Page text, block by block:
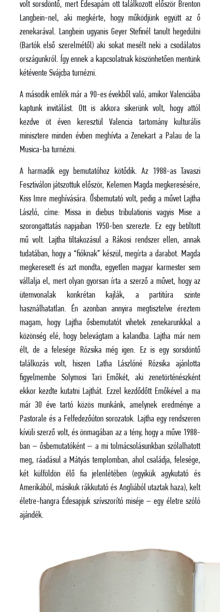
volt sorsdöntő, mert Édesapám ott találkozott először Brenton
Langbein-nel, aki megkérte, hogy működjünk együtt az ő
zenekarával. Langbein ugyanis Geyer Stefinél tanult hegedülni
(Bartók első szerelmétől) aki sokat mesélt neki a csodálatos
országunkról. Így ennek a kapcsolatnak köszönhetően mentünk
kétévente Svájcba turnézni.
A második emlék már a 90-es évekből való, amikor Valenciába
kaptunk invitálást. Ott is akkora sikerünk volt, hogy attól
kezdve öt éven keresztül Valencia tartomány kulturális
minisztere minden évben meghívta a Zenekart a Palau de la
Musica-ba turnézni.
A harmadik egy bemutatóhoz kötődik. Az 1988-as Tavaszi
Fesztiválon játszottuk először, Kelemen Magda megkeresésére,
Kiss Imre meghívására. Ősbemutató volt, pedig a művet Lajtha
László, címe: Missa in diebus tribulationis vagyis Mise a
szorongattatás napjaiban 1950-ben szerezte. Ez egy betiltott
mű volt. Lajtha tiltakozásul a Rákosi rendszer ellen, annak
tudatában, hogy a “fióknak” készül, megírta a darabot. Magda
megkeresett és azt mondta, egyetlen magyar karmester sem
vállalja el, mert olyan gyorsan írta a szerző a művet, hogy az
ütemvonalak konkrétan kajlák, a partitúra szinte
használhatatlan. Én azonban annyira megtisztelve éreztem
magam, hogy Lajtha ősbemutatót vihetek zenekarunkkal a
közönség elé, hogy belevágtam a kalandba. Lajtha már nem
élt, de a felesége Rózsika még igen. Ez is egy sorsdöntő
találkozás volt, hiszen Latha Lászlóné Rózsika ajánlotta
figyelmembe Solymosi Tari Emőkét, aki zenetörténészként
ekkor kezdte kutatni Lajthát. Ezzel kezdődőtt Emőkével a ma
már 30 éve tartó közös munkánk, amelynek eredménye a
Pastorale és a Felfedezőúton sorozatok. Lajtha egy rendszeren
kívüli szerző volt, és önmagában az a tény, hogy a műve 1988-
ban – ősbemutatóként – a mi tolmácsolásunkban szólalhatott
meg, ráadásul a Mátyás templomban, ahol családja, felesége,
két külföldön élő fia jelenlétében (egyikük agykutató és
Amerikából, másikuk rákkutató és Angliából utaztak haza), kelt
életre-hangra Édesapjuk szívszorító miséje – egy életre szóló
ajándék.